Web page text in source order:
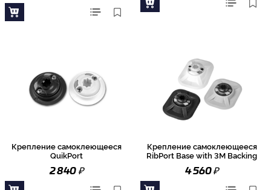
Крепление самоклеющееся
QuikPort
2 840₽
Крепление самоклеющееся
RibPort Base with 3M Backing
4 560₽